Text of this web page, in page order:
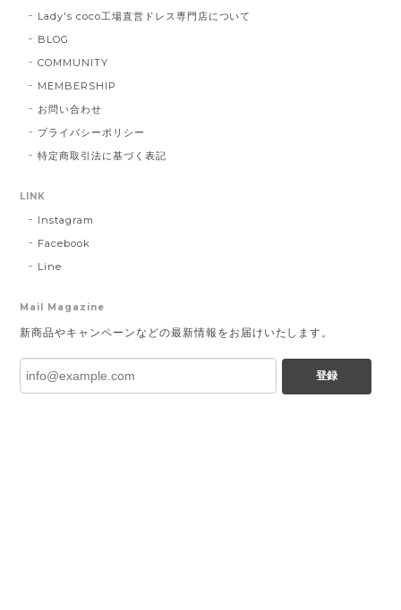
Lady's coco工場直営ドレス専門店について
BLOG
COMMUNITY
MEMBERSHIP
お問い合わせ
プライバシーポリシー
特定商取引法に基づく表記
LINK
Instagram
Facebook
Line
Mail Magazine
新商品やキャンペーンなどの最新情報をお届けいたします。
登録